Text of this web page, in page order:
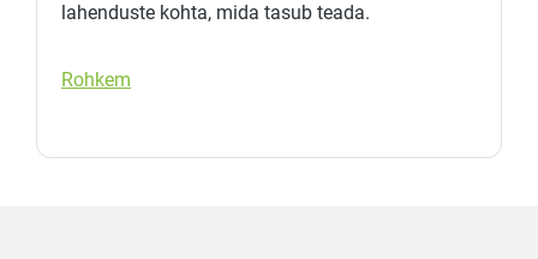
lahenduste kohta, mida tasub teada.
Rohkem